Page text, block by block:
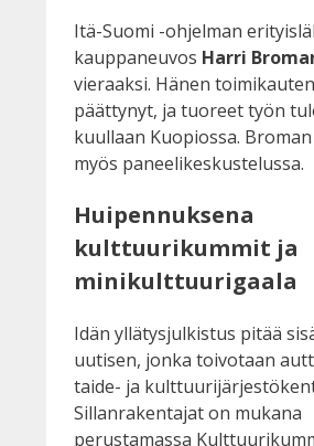
Itä-Suomi -ohjelman
kauppaneuvos Harri
vieraaksi. Hänen
päättynyt, ja tuoreet työn
kuullaan Kuopiossa.
myös paneelikeskustelussa.
Huipennuksena
kulttuurikummit ja
minikulttuurigaala
Idän yllätysjulkistus pitää
uutisen, jonka toivotaan
taide- ja
Sillanrakentajat on mukana
perustamassa